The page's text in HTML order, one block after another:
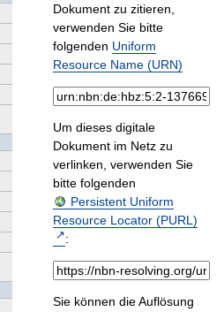
Dokument zu zitieren,
verwenden Sie bitte
folgenden Uniform
Resource Name (URN)
Um dieses digitale
Dokument im Netz zu
verlinken, verwenden Sie
bitte folgenden
Persistent Uniform
Resource Locator (PURL)
:
Sie können die Auflösung